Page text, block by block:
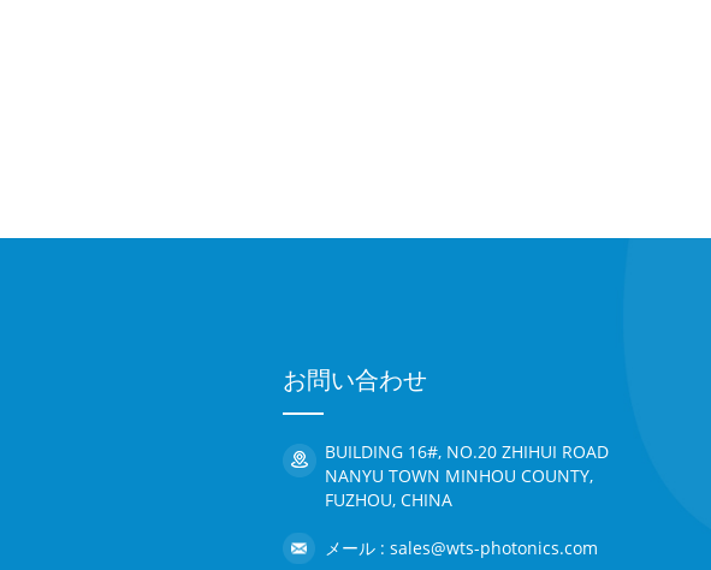
お問い合わせ
BUILDING 16#, NO.20 ZHIHUI ROAD
NANYU TOWN MINHOU COUNTY,
FUZHOU, CHINA
メール : sales@wts-photonics.com